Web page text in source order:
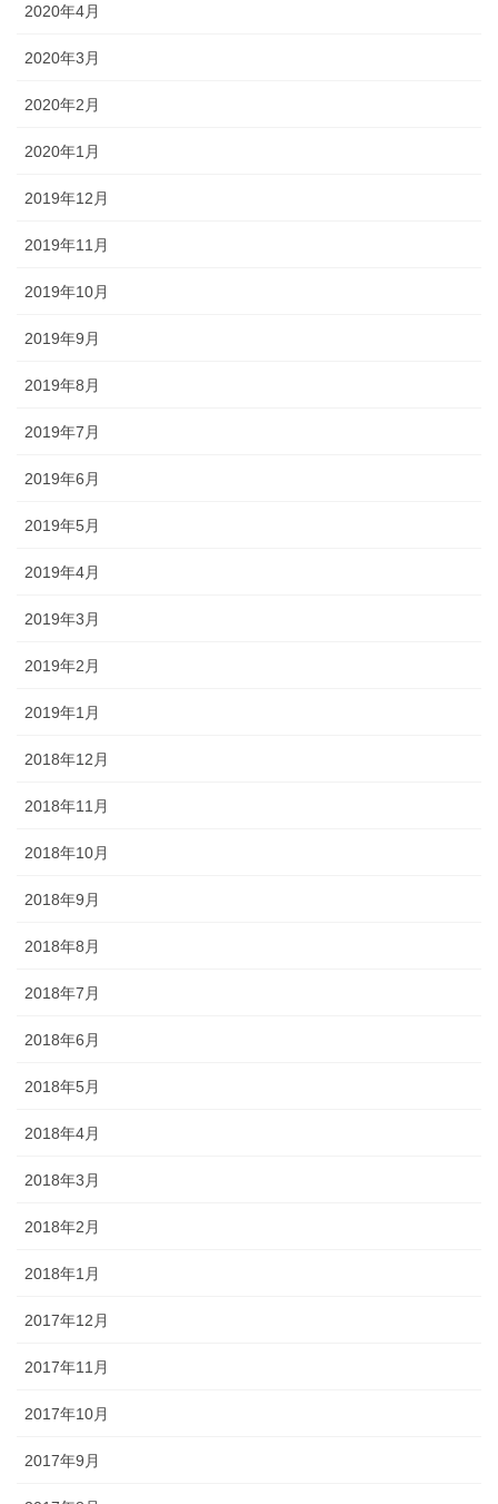
2020年4月
2020年3月
2020年2月
2020年1月
2019年12月
2019年11月
2019年10月
2019年9月
2019年8月
2019年7月
2019年6月
2019年5月
2019年4月
2019年3月
2019年2月
2019年1月
2018年12月
2018年11月
2018年10月
2018年9月
2018年8月
2018年7月
2018年6月
2018年5月
2018年4月
2018年3月
2018年2月
2018年1月
2017年12月
2017年11月
2017年10月
2017年9月